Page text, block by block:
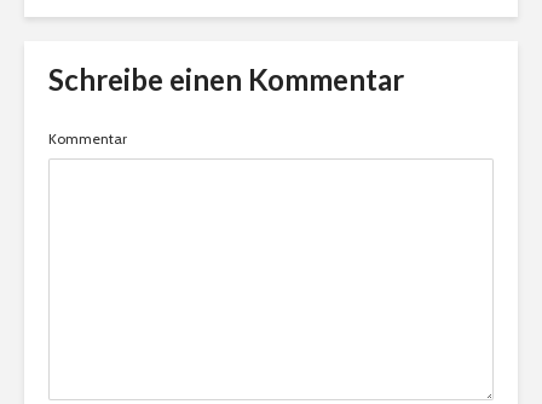
Schreibe einen Kommentar
Kommentar